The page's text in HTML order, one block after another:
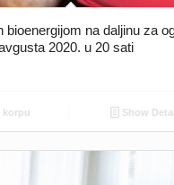
bioenergijom na daljinu za
2020. u 20 sati
Show